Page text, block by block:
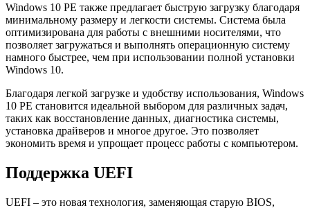
Windows 10 PE также предлагает быструю загрузку благодаря
минимальному размеру и легкости системы. Система была
оптимизирована для работы с внешними носителями, что
позволяет загружаться и выполнять операционную систему
намного быстрее, чем при использовании полной установки
Windows 10.
Благодаря легкой загрузке и удобству использования, Windows
10 PE становится идеальной выбором для различных задач,
таких как восстановление данных, диагностика системы,
установка драйверов и многое другое. Это позволяет
экономить время и упрощает процесс работы с компьютером.
Поддержка UEFI
UEFI – это новая технология, заменяющая старую BIOS,